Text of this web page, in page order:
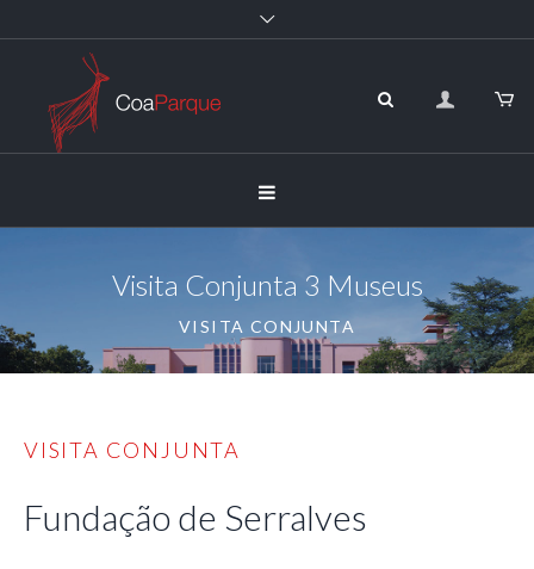
Visita Conjunta 3 Museus
VISITA CONJUNTA
VISITA CONJUNTA
Fundação de Serralves